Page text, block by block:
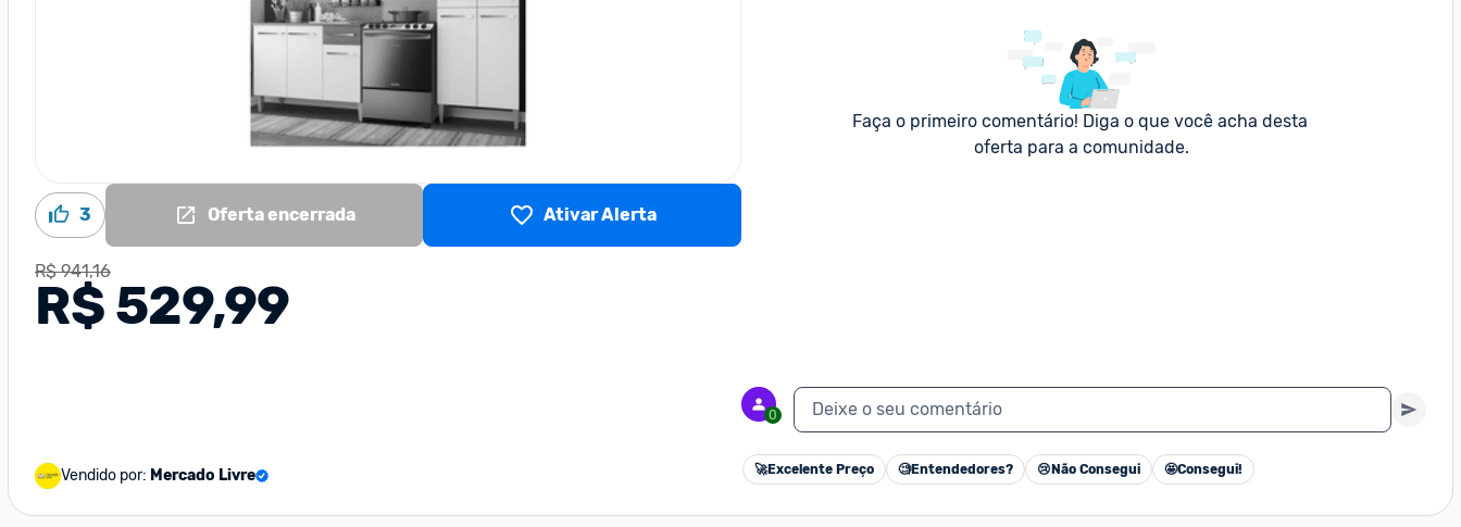
3 Oferta encerrada Ativar Alerta
R$ 941,16
R$ 529,99
Vendido por: Mercado Livre
Faça o primeiro comentário! Diga o que você acha desta
oferta para a comunidade.
0 Deixe o seu comentário
🚀Excelente Preço 🧐Entendedores? 😢 Não Consegui 🤩Consegui!